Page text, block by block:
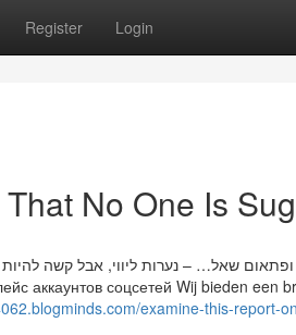
Register Login
No One Is
שאל… – נערות ליווי, אבל קשה
examine-this-report-